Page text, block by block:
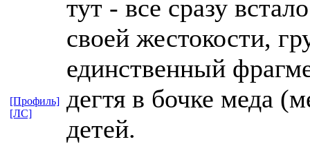
тут - все сразу
своей жестокости,
единственный
дегтя в бочке меда
детей.
[Профиль]
[ЛС]